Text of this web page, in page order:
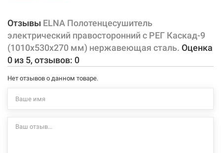
Характеристики и конфигурация изделия, а также комплектация
товара могут изменяться производителем без уведомления. За
внесенные производителем изменения, магазин ответственности
не несет.
Отзывы ELNA Полотенцесушитель
электрический правосторонний с РЕГ Каскад-9
(1010х530х270 мм) нержавеющая сталь. Оценка
0 из 5, отзывов: 0
Нет отзывов о данном товаре.